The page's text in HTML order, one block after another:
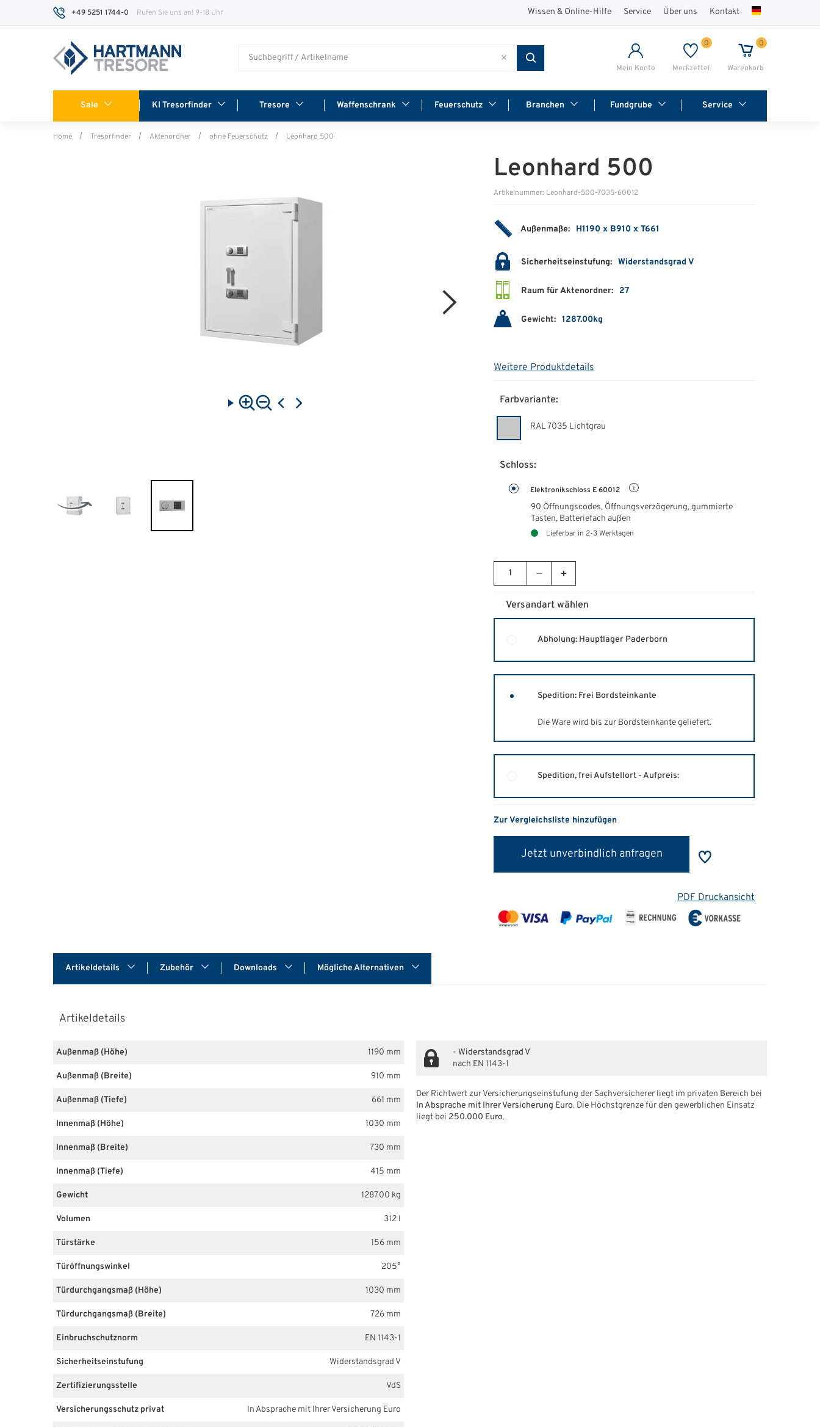
+49 5251 1744-0 Rufen Sie uns an! 9-18 Uhr Wissen & Online-Hilfe Service Über uns Kontakt
Mein Konto
0
Merkzettel
0
Warenkorb
Sale KI Tresorfinder Tresore Waffenschrank Feuerschutz Branchen Fundgrube Service
Home Tresorfinder Aktenordner ohne Feuerschutz Leonhard 500
Leonhard 500
Artikelnummer: Leonhard-500-7035-60012
Außenmaße: H1190 x B910 x T661
Sicherheitseinstufung: Widerstandsgrad V
Raum für Aktenordner: 27
Gewicht: 1287.00kg
Weitere Produktdetails
Farbvariante:
RAL 7035 Lichtgrau
Schloss:
Elektronikschloss E 60012
90 Öffnungscodes, Öffnungsverzögerung, gummierte
Tasten, Batteriefach außen
Lieferbar in 2-3 Werktagen
Versandart wählen
Abholung: Hauptlager Paderborn
Spedition: Frei Bordsteinkante
Die Ware wird bis zur Bordsteinkante geliefert.
Spedition, frei Aufstellort - Aufpreis:
Zur Vergleichsliste hinzufügen
Jetzt unverbindlich anfragen
PDF Druckansicht
Artikeldetails Zubehör Downloads Mögliche Alternativen
Artikeldetails
Außenmaß (Höhe) 1190 mm
Außenmaß (Breite) 910 mm
Außenmaß (Tiefe) 661 mm
Innenmaß (Höhe) 1030 mm
Innenmaß (Breite) 730 mm
Innenmaß (Tiefe) 415 mm
Gewicht 1287.00 kg
Volumen 312 l
Türstärke 156 mm
Türöffnungswinkel 205°
Türdurchgangsmaß (Höhe) 1030 mm
Türdurchgangsmaß (Breite) 726 mm
Einbruchschutznorm EN 1143-1
Sicherheitseinstufung Widerstandsgrad V
Zertifizierungsstelle VdS
Versicherungsschutz privat In Absprache mit Ihrer Versicherung Euro
- Widerstandsgrad V
nach EN 1143-1
Der Richtwert zur Versicherungseinstufung der Sachversicherer liegt im privaten Bereich bei
In Absprache mit Ihrer Versicherung Euro. Die Höchstgrenze für den gewerblichen Einsatz
liegt bei 250.000 Euro.